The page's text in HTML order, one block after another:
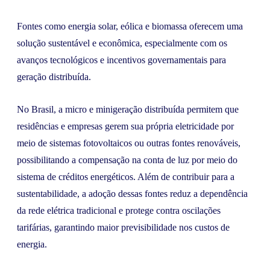
Fontes como energia solar, eólica e biomassa oferecem uma
solução sustentável e econômica, especialmente com os
avanços tecnológicos e incentivos governamentais para
geração distribuída.
No Brasil, a micro e minigeração distribuída permitem que
residências e empresas gerem sua própria eletricidade por
meio de sistemas fotovoltaicos ou outras fontes renováveis,
possibilitando a compensação na conta de luz por meio do
sistema de créditos energéticos. Além de contribuir para a
sustentabilidade, a adoção dessas fontes reduz a dependência
da rede elétrica tradicional e protege contra oscilações
tarifárias, garantindo maior previsibilidade nos custos de
energia.